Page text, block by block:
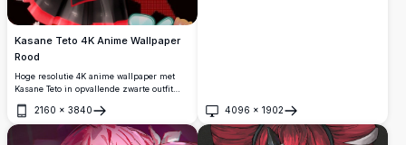
Kasane Teto 4K Anime Wallpaper
Rood
Hoge resolutie 4K anime wallpaper met
Kasane Teto in opvallende zwarte outfit
sterpatroon achtergrond creëert levendige
visuele impact. Perfect voor fans die op
zoek zijn naar premium kwaliteit anime
2160 × 3840
Openen
4096 × 1902
Openen